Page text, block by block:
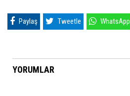
Paylaş Tweetle WhatsApp
YORUMLAR